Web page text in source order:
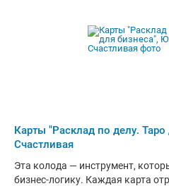
Карты "Расклад по делу.
Счастливая
Эта колода — инструмент,
бизнес-логику. Каждая карта